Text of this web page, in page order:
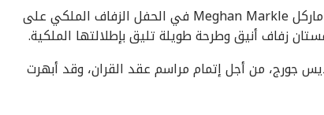
توجهت جميع أنظار العالم إلى إطلالة العروس ميغان ماركل Meghan Markle في الحفل الزفاف الملكي على
زفاف أنيق وطرحة طويلة تليق بإطلالتها الملكية.
جورج، من أجل إتمام مراسم عقد القران، وقد أبهرت